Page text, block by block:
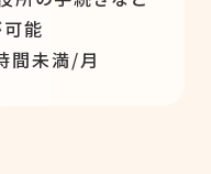
能
間未満/月